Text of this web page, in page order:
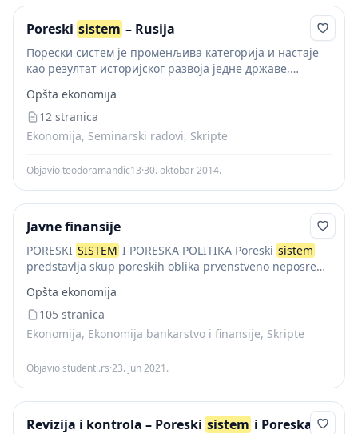
Poreski sistem – Rusija
Порески систем је променљива категорија и настаје
као резултат историјског развоја једне државе,
привредне развијености, друштвено-економских
односа, величине земље и др. Савремени порески
системи држава...
Opšta ekonomija
12 stranica
Ekonomija, Seminarski radovi, Skripte
Objavio teodoramandic13·30. oktobar 2014.
Javne finansije
PORESKI SISTEM I PORESKA POLITIKA Poreski sistem
predstavlja skup poreskih oblika prvenstveno neposred
Ukupnost poreskih oblika, koja čini konzistentni poreski
sistem, u...
Opšta ekonomija
105 stranica
Ekonomija, Ekonomija bankarstvo i finansije, Skripte
Objavio studenti.rs·23. jun 2021.
Revizija i kontrola – Poreski sistem i Poreska